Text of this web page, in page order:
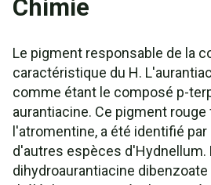
Chimie
Le pigment responsable de la
caractéristique du H.
comme étant le composé p-
aurantiacine. Ce pigment
l'atromentine, a été identifié
d'autres espèces
dihydroaurantiacine dibenzoate